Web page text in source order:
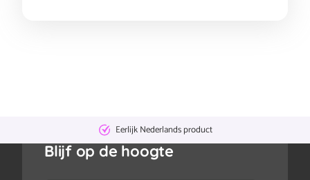
Eerlijk Nederlands product
Blijf op de hoogte